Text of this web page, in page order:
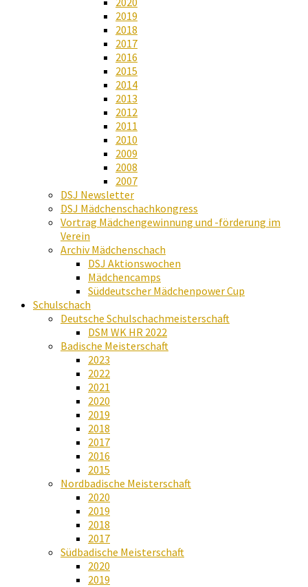
2019
2018
2017
2016
2015
2014
2013
2012
2011
2010
2009
2008
2007
DSJ Newsletter
DSJ Mädchenschachkongress
Vortrag Mädchengewinnung und -förderung im
Verein
Archiv Mädchenschach
DSJ Aktionswochen
Mädchencamps
Süddeutscher Mädchenpower Cup
Schulschach
Deutsche Schulschachmeisterschaft
DSM WK HR 2022
Badische Meisterschaft
2023
2022
2021
2020
2019
2018
2017
2016
2015
Nordbadische Meisterschaft
2020
2019
2018
2017
Südbadische Meisterschaft
2020
2019